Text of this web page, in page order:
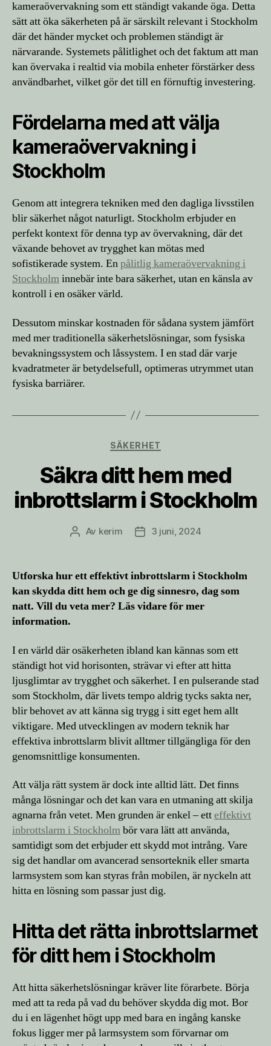
kameraövervakning som ett ständigt vakande öga. Detta
sätt att öka säkerheten på är särskilt relevant i Stockholm
där det händer mycket och problemen ständigt är
närvarande. Systemets pålitlighet och det faktum att man
kan övervaka i realtid via mobila enheter förstärker dess
användbarhet, vilket gör det till en förnuftig investering.
Fördelarna med att välja
kameraövervakning i
Stockholm
Genom att integrera tekniken med den dagliga livsstilen
blir säkerhet något naturligt. Stockholm erbjuder en
perfekt kontext för denna typ av övervakning, där det
växande behovet av trygghet kan mötas med
sofistikerade system. Enpålitlig kameraövervakning i
Stockholminnebär inte bara säkerhet, utan en känsla av
kontroll i en osäker värld.
Dessutom minskar kostnaden för sådana system jämfört
med mer traditionella säkerhetslösningar, som fysiska
bevakningssystem och låssystem. I en stad där varje
kvadratmeter är betydelsefull, optimeras utrymmet utan
fysiska barriärer.
Kategorier
SÄKERHET
Säkra ditt hem med
inbrottslarm i Stockholm
Inläggsförfattare
Av kerim Inläggsdatum
3 juni, 2024
Utforska hur ett effektivt inbrottslarm i Stockholm
kan skydda ditt hem och ge dig sinnesro, dag som
natt. Vill du veta mer? Läs vidare för mer
information.
I en värld där osäkerheten ibland kan kännas som ett
ständigt hot vid horisonten, strävar vi efter att hitta
ljusglimtar av trygghet och säkerhet. I en pulserande stad
som Stockholm, där livets tempo aldrig tycks sakta ner,
blir behovet av att känna sig trygg i sitt eget hem allt
viktigare. Med utvecklingen av modern teknik har
effektiva inbrottslarm blivit alltmer tillgängliga för den
genomsnittlige konsumenten.
Att välja rätt system är dock inte alltid lätt. Det finns
många lösningar och det kan vara en utmaning att skilja
agnarna från vetet. Men grunden är enkel – etteffektivt
inbrottslarm i Stockholmbör vara lätt att använda,
samtidigt som det erbjuder ett skydd mot intrång. Vare
sig det handlar om avancerad sensorteknik eller smarta
larmsystem som kan styras från mobilen, är nyckeln att
hitta en lösning som passar just dig.
Hitta det rätta inbrottslarmet
för ditt hem i Stockholm
Att hitta säkerhetslösningar kräver lite förarbete. Börja
med att ta reda på vad du behöver skydda dig mot. Bor
du i en lägenhet högt upp med bara en ingång kanske
fokus ligger mer på larmsystem som förvarnar om